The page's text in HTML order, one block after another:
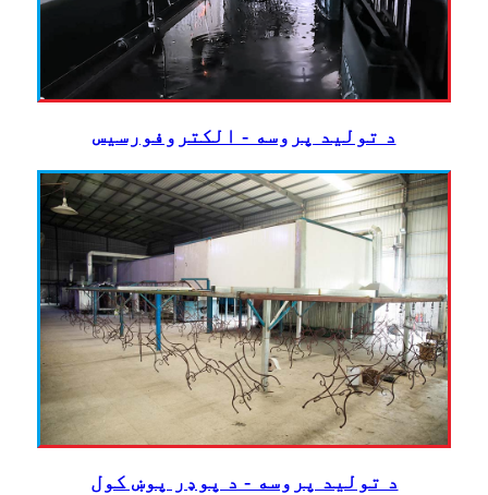
د تولید پروسه - الکتروفورسیس
د تولید پروسه - د پوډر پوښ کول